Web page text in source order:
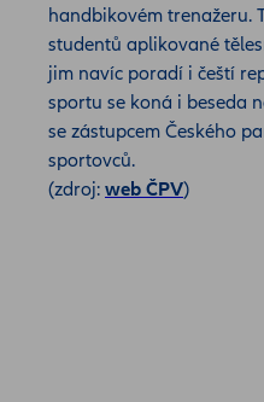
handbikovém trenažeru.
studentů aplikované
jim navíc poradí i čeští
sportu se koná i beseda
se zástupcem Českého
sportovců.
(zdroj: web ČPV)